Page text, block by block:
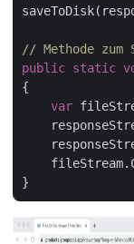
// Methode
public static
{
var